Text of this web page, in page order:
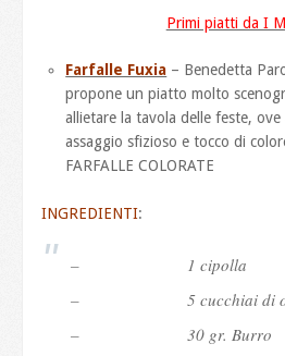
Primi piatti da I
Farfalle Fuxia – Benedetta
propone un piatto molto
allietare la tavola delle feste,
assaggio sfizioso e tocco di
FARFALLE COLORATE
INGREDIENTI:
– 1 cipolla
– 5 cucchiai di
– 30 gr. Burro